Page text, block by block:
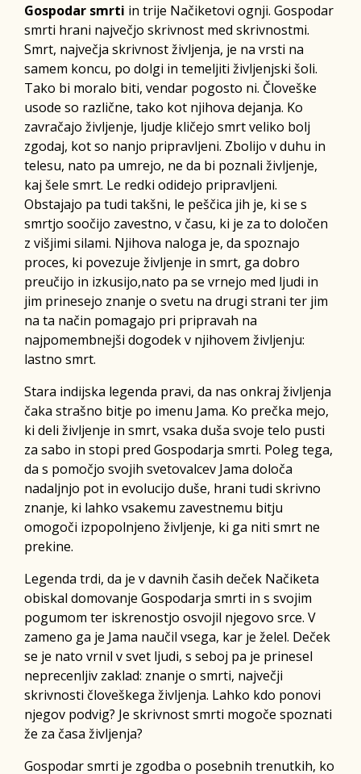
Gospodar smrti in trije Načiketovi ognji. Gospodar
smrti hrani največjo skrivnost med skrivnostmi.
Smrt, največja skrivnost življenja, je na vrsti na
samem koncu, po dolgi in temeljiti življenjski šoli.
Tako bi moralo biti, vendar pogosto ni. Človeške
usode so različne, tako kot njihova dejanja. Ko
zavračajo življenje, ljudje kličejo smrt veliko bolj
zgodaj, kot so nanjo pripravljeni. Zbolijo v duhu in
telesu, nato pa umrejo, ne da bi poznali življenje,
kaj šele smrt. Le redki odidejo pripravljeni.
Obstajajo pa tudi takšni, le peščica jih je, ki se s
smrtjo soočijo zavestno, v času, ki je za to določen
z višjimi silami. Njihova naloga je, da spoznajo
proces, ki povezuje življenje in smrt, ga dobro
preučijo in izkusijo,nato pa se vrnejo med ljudi in
jim prinesejo znanje o svetu na drugi strani ter jim
na ta način pomagajo pri pripravah na
najpomembnejši dogodek v njihovem življenju:
lastno smrt.
Stara indijska legenda pravi, da nas onkraj življenja
čaka strašno bitje po imenu Jama. Ko prečka mejo,
ki deli življenje in smrt, vsaka duša svoje telo pusti
za sabo in stopi pred Gospodarja smrti. Poleg tega,
da s pomočjo svojih svetovalcev Jama določa
nadaljnjo pot in evolucijo duše, hrani tudi skrivno
znanje, ki lahko vsakemu zavestnemu bitju
omogoči izpopolnjeno življenje, ki ga niti smrt ne
prekine.
Legenda trdi, da je v davnih časih deček Načiketa
obiskal domovanje Gospodarja smrti in s svojim
pogumom ter iskrenostjo osvojil njegovo srce. V
zameno ga je Jama naučil vsega, kar je želel. Deček
se je nato vrnil v svet ljudi, s seboj pa je prinesel
neprecenljiv zaklad: znanje o smrti, največji
skrivnosti človeškega življenja. Lahko kdo ponovi
njegov podvig? Je skrivnost smrti mogoče spoznati
že za časa življenja?
Gospodar smrti je zgodba o posebnih trenutkih, ko